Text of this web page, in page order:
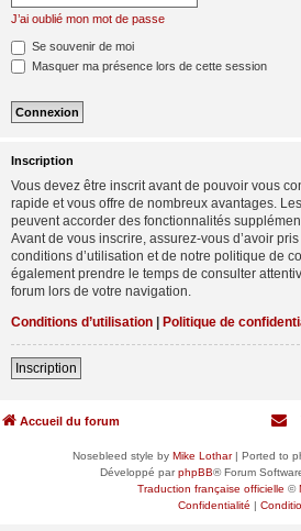
J’ai oublié mon mot de passe
Se souvenir de moi
Masquer ma présence lors de cette session
Inscription
Vous devez être inscrit avant de pouvoir vous
rapide et vous offre de nombreux avantages.
peuvent accorder des fonctionnalités
Avant de vous inscrire, assurez-vous d’avoir
conditions d’utilisation et de notre politique de
également prendre le temps de consulter
forum lors de votre navigation.
Conditions d’utilisation | Politique de
Inscription
Accueil du forum
Nosebleed style by Mike Lothar| Ported to
Développé parphpBB® Forum
Traduction française officielle ©
Confidentialité |